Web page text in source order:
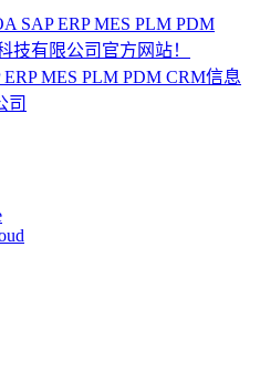
SAP ERP MES PLM PDM
技有限公司官方网站！